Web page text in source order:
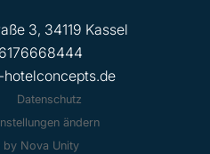
3, 34119 Kassel
Datenschutz
ändern
Nova Unity